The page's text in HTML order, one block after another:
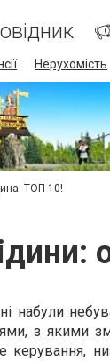
Нерухомість
ТОП-10!
набули
з якими